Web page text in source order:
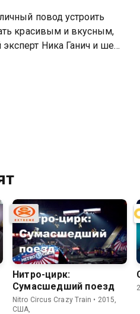
повод устроить
красивым и вкусным,
Ника Ганич и шеф-
рецепты помогут сделать
в хорошем HD
Нитро-цирк:
Сумасшедший поезд
Nitro Circus Crazy Train • 2015,
США,